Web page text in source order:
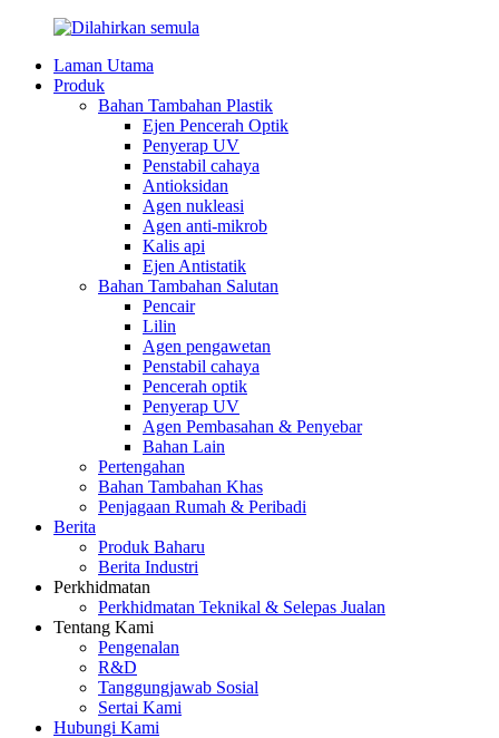
Laman Utama
Produk
Bahan Tambahan Plastik
Ejen Pencerah Optik
Penyerap UV
Penstabil cahaya
Antioksidan
Agen nukleasi
Agen anti-mikrob
Kalis api
Ejen Antistatik
Bahan Tambahan Salutan
Pencair
Lilin
Agen pengawetan
Penstabil cahaya
Pencerah optik
Penyerap UV
Agen Pembasahan & Penyebar
Bahan Lain
Pertengahan
Bahan Tambahan Khas
Penjagaan Rumah & Peribadi
Berita
Produk Baharu
Berita Industri
Perkhidmatan
Perkhidmatan Teknikal & Selepas Jualan
Tentang Kami
Pengenalan
R&D
Tanggungjawab Sosial
Sertai Kami
Hubungi Kami